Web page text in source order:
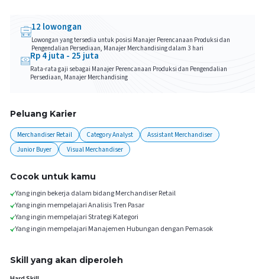
Peluang Karier
Merchandiser Retail Category Analyst
Assistant Merchandiser
Junior Buyer
Visual Merchandiser
12 lowongan
Lowongan yang tersedia untuk posisi Manajer Perencanaan Produksi dan
Pengendalian Persediaan, Manajer Merchandisingdalam 3 hari
Rp4juta - 25juta
Rata-rata gaji sebagai Manajer Perencanaan Produksi dan Pengendalian
Persediaan, Manajer Merchandising
Cocok untuk kamu
Yang ingin bekerja dalam bidang Merchandiser Retail
Yang ingin mempelajari Analisis Tren Pasar
Yang ingin mempelajari Strategi Kategori
Yang ingin mempelajari Manajemen Hubungan dengan Pemasok
Skill yang akan diperoleh